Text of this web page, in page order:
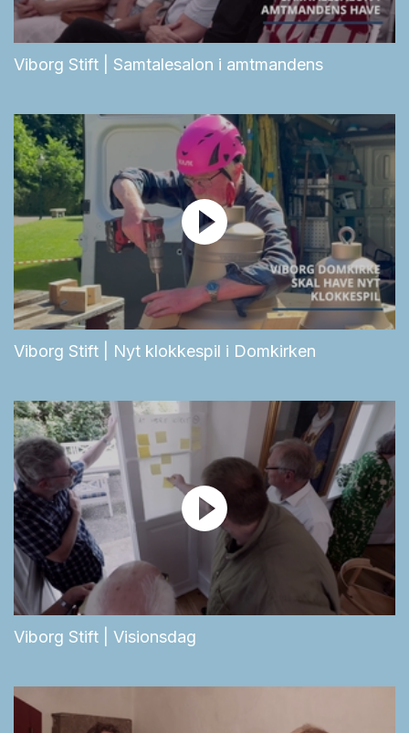
Viborg Stift | Samtalesalon i amtmandens
Viborg Stift | Nyt klokkespil i Domkirken
Viborg Stift | Visionsdag